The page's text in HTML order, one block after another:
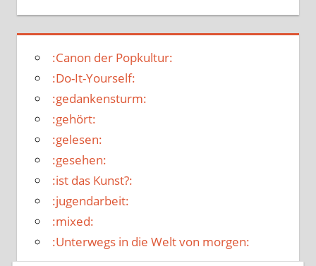
:Canon der Popkultur:
:Do-It-Yourself:
:gedankensturm:
:gehört:
:gelesen:
:gesehen:
:ist das Kunst?:
:jugendarbeit:
:mixed:
:Unterwegs in die Welt von morgen: